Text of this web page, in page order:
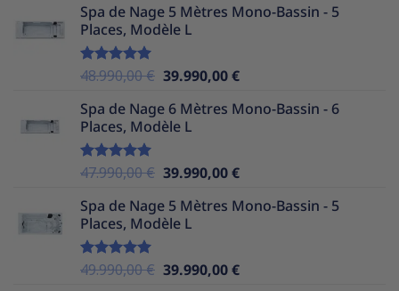
initial
était :
actuel
Spa de Nage 5 Mètres Mono-Bassin - 5
Places, Modèle L
Note5.00
48.990,00€ Le
initial
était :
39.990,00€Le
actuel
Spa de Nage 6 Mètres Mono-Bassin - 6
Places, Modèle L
Note5.00
47.990,00€ Le
initial
était :
39.990,00€Le
actuel
Spa de Nage 5 Mètres Mono-Bassin - 5
Places, Modèle L
Note5.00
49.990,00€ Le
39.990,00€Le